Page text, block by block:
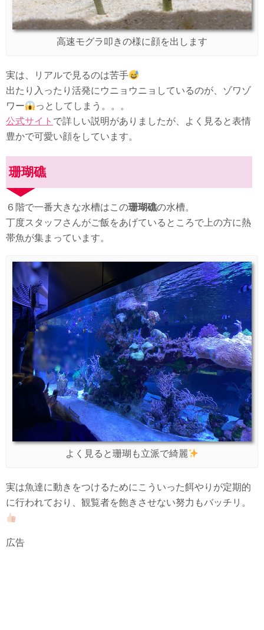
高速モグラ叩きの様に顔を出します
実は、リアルで見るのは苦手
出たり入ったり活発にウニョウニョしているのが、ゾワゾ
ワー
っとしてしまう。。。
公式サイト で詳しい説明がありましたが、よく見ると表情
豊かで可愛い顔をしています。
珊瑚礁
６階で一番大きな水槽はこの珊瑚礁の水槽。
丁度スタッフさんがご飯をあげているところで上の方に熱
帯魚が集まっています。
よく見ると珊瑚も立派で綺麗
実は魚達に動きをつけるためにこういった餌やりが定期的
に行われており、観覧者を飽きさせない努力もバッチリ。
広告